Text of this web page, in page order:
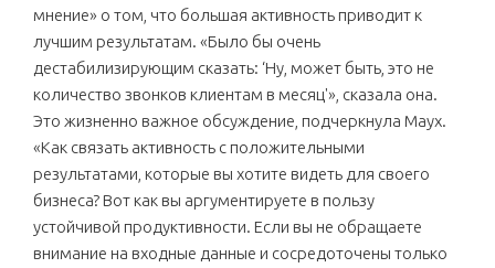
мнение» о том, что большая активность приводит к
лучшим результатам. «Было бы очень
дестабилизирующим сказать: ‘Ну, может быть, это не
количество звонков клиентам в месяц'», сказала она.
Это жизненно важное обсуждение, подчеркнула Маух.
«Как связать активность с положительными
результатами, которые вы хотите видеть для своего
бизнеса? Вот как вы аргументируете в пользу
устойчивой продуктивности. Если вы не обращаете
внимание на входные данные и сосредоточены только